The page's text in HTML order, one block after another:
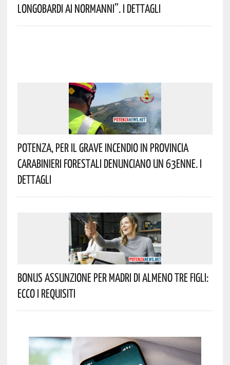
Longobardi Ai Normanni”. I Dettagli
Potenza, Per Il Grave Incendio In Provincia
Carabinieri Forestali Denunciano Un 63enne. I
Dettagli
Bonus Assunzione Per Madri Di Almeno Tre Figli:
Ecco I Requisiti